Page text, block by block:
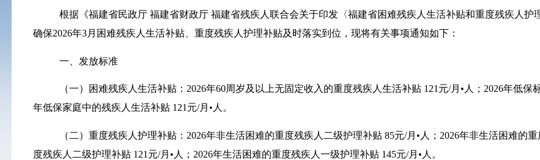
根据《福建省民政厅 福建省财政厅 福建省残疾人联合会关于印发〈福建省困难残疾人生活补贴和重度残疾人护
确保2026年3月 困难残疾人生活补贴、重度残疾人护理补贴及时落实到位，现将有关事项通知如下：
一、发放标准
（一）困难残疾人生活补贴： 2026年60周岁及以上无固定收入的重度残疾人生活补贴 121元/月•人； 2026年低保
年低保家庭中的残疾人生活补贴 121元/月•人。
（二）重度残疾人护理补贴： 2026年非生活困难的重度残疾人二级护理补贴 85元/月•人； 2026年非生活困难的
度残疾人二级护理补贴 1 21 元/月•人； 2026年生活困难的重度残疾人一级护理补贴 145元/月•人。